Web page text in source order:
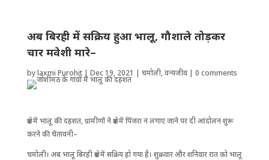
अब बिरही में सक्रिय हुआ भालू, गौशाले तोड़कर
चार मवेशी मारे–
bylaxmi Purohit| Dec 19, 2021 | चमोली,वन्यजीव| 0 comments
क्षेत्र में भालू की दहशत, ग्रामीणों ने क्षेत्र में पिंजरा न लगाए जाने पर दी आंदोलन शुरू
करने की चेतावनी–
चमोली। अब भालू बिरही क्षेत्र में सक्रिय हो गया है। शुक्रवार और शनिवार रात को भालू